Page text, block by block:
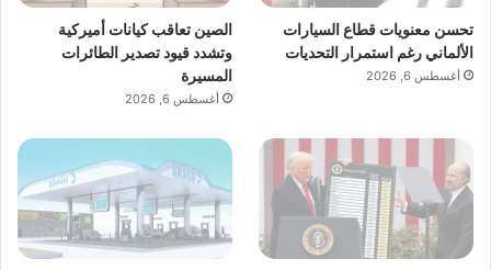
تحسن معنويات قطاع السيارات
الألماني رغم استمرار التحديات
أغسطس 6, 2026
الصين تعاقب كيانات أميركية
وتشدد قيود تصدير الطائرات
المسيرة
أغسطس 6, 2026